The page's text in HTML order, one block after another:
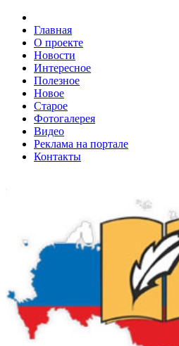
Главная
О проекте
Новости
Интересное
Полезное
Новое
Старое
Фотогалерея
Видео
Реклама на портале
Контакты